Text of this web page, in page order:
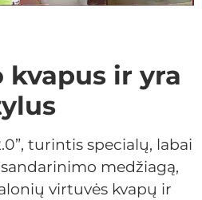
kvapus ir yra
turintis specialų, labai
medžiagą,
virtuvės kvapų ir